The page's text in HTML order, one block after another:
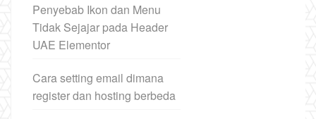
Penyebab Ikon dan Menu
Tidak Sejajar pada Header
UAE Elementor
Cara setting email dimana
register dan hosting berbeda